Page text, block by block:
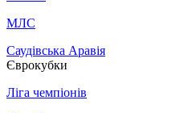
МЛС
Саудівська Аравія
Єврокубки
Ліга чемпіонів